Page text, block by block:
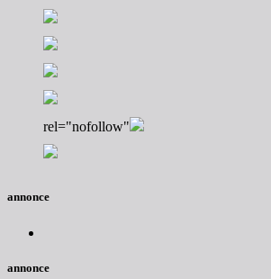
rel="nofollow"
annonce
annonce